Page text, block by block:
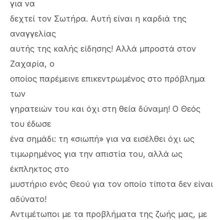
για να
δεχτεί τον Σωτήρα. Αυτή είναι η καρδιά της
αναγγελίας
αυτής της καλής είδησης! Αλλά μπροστά στον
Ζαχαρία, ο
οποίος παρέμεινε επικεντρωμένος στο πρόβλημα
των
γηρατειών του και όχι στη θεία δύναμη! Ο Θεός
του έδωσε
ένα σημάδι: τη «σιωπή» για να εισέλθει όχι ως
τιμωρημένος για την απιστία του, αλλά ως
έκπληκτος στο
μυστήριο ενός Θεού για τον οποίο τίποτα δεν είναι
αδύνατο!
Αντιμέτωποι με τα προβλήματα της ζωής μας, με